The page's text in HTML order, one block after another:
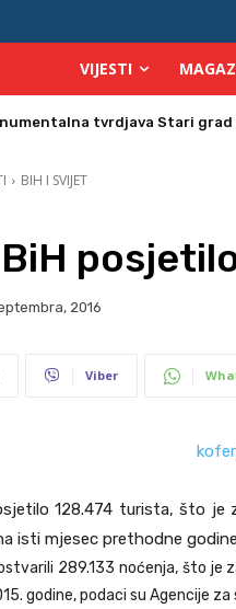
VIJESTI
tvrdjava Stari grad
Vijeća stranih
BIH I SVIJET
2016
Viber
128.474 turista, što
isti mjesec prethodne
289.133 noćenja, što je
godine, podaci su Agencije